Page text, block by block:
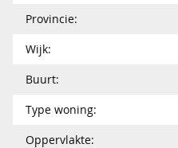
Provincie:
Wijk:
Buurt:
Type woning:
Oppervlakte: